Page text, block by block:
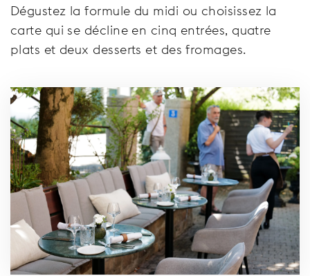
Dégustez la formule du midi ou choisissez la
carte qui se décline en cinq entrées, quatre
plats et deux desserts et des fromages.